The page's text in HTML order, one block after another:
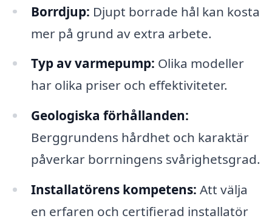
Borrdjup: Djupt borrade hål kan kosta
mer på grund av extra arbete.
Typ av varmepump: Olika modeller
har olika priser och effektiviteter.
Geologiska förhållanden:
Berggrundens hårdhet och karaktär
påverkar borrningens svårighetsgrad.
Installatörens kompetens: Att välja
en erfaren och certifierad installatör